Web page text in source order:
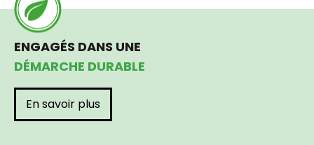
ENGAGÉS DANS UNE
DÉMARCHE DURABLE
En savoir plus